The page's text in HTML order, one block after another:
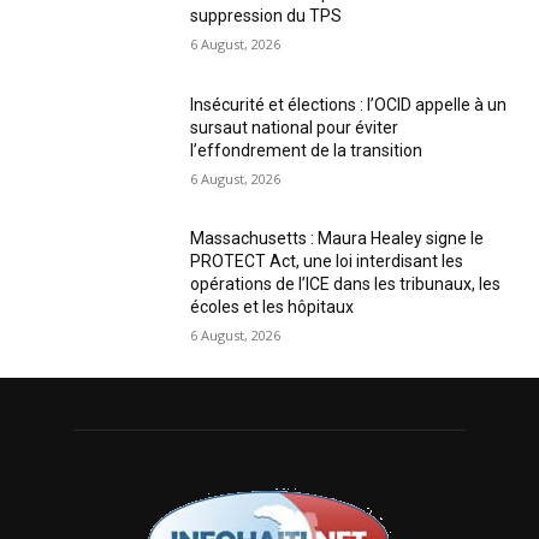
suppression du TPS
6 August, 2026
Insécurité et élections : l’OCID appelle à un
sursaut national pour éviter
l’effondrement de la transition
6 August, 2026
Massachusetts : Maura Healey signe le
PROTECT Act, une loi interdisant les
opérations de l’ICE dans les tribunaux, les
écoles et les hôpitaux
6 August, 2026